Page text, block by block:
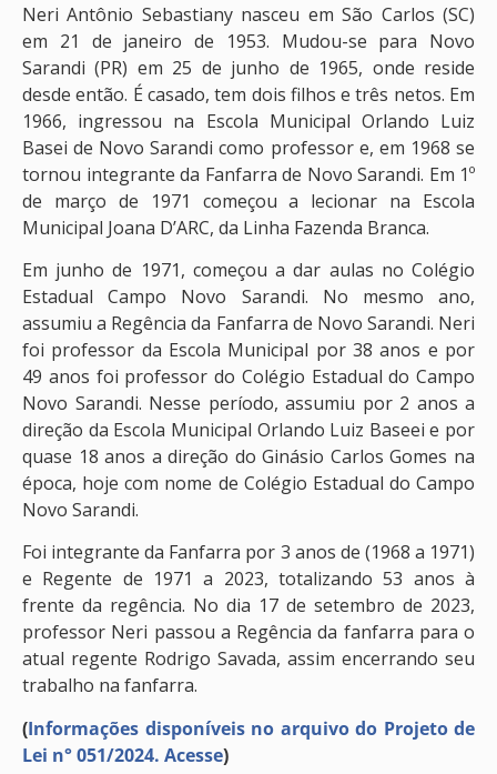
Neri Antônio Sebastiany nasceu em São Carlos (SC)
em 21 de janeiro de 1953. Mudou-se para Novo
Sarandi (PR) em 25 de junho de 1965, onde reside
desde então. É casado, tem dois filhos e três netos. Em
1966, ingressou na Escola Municipal Orlando Luiz
Basei de Novo Sarandi como professor e, em 1968 se
tornou integrante da Fanfarra de Novo Sarandi. Em 1º
de março de 1971 começou a lecionar na Escola
Municipal Joana D’ARC, da Linha Fazenda Branca.
Em junho de 1971, começou a dar aulas no Colégio
Estadual Campo Novo Sarandi. No mesmo ano,
assumiu a Regência da Fanfarra de Novo Sarandi. Neri
foi professor da Escola Municipal por 38 anos e por
49 anos foi professor do Colégio Estadual do Campo
Novo Sarandi. Nesse período, assumiu por 2 anos a
direção da Escola Municipal Orlando Luiz Baseei e por
quase 18 anos a direção do Ginásio Carlos Gomes na
época, hoje com nome de Colégio Estadual do Campo
Novo Sarandi.
Foi integrante da Fanfarra por 3 anos de (1968 a 1971)
e Regente de 1971 a 2023, totalizando 53 anos à
frente da regência. No dia 17 de setembro de 2023,
professor Neri passou a Regência da fanfarra para o
atual regente Rodrigo Savada, assim encerrando seu
trabalho na fanfarra.
(Informações disponíveis no arquivo do Projeto de
Lei n° 051/2024. Acesse)